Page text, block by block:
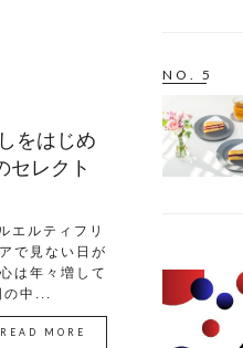
をはじめ
セレクト
エルティフリ
で見ない日が
は年々増して
の中...
READ MORE
NO. 5